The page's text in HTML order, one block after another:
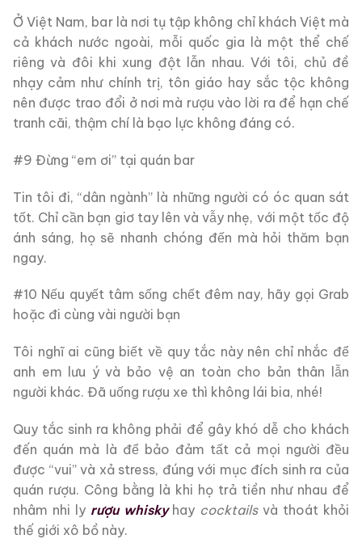
Ở Việt Nam, bar là nơi tụ tập không chỉ khách Việt mà
cả khách nước ngoài, mỗi quốc gia là một thể chế
riêng và đôi khi xung đột lẫn nhau. Với tôi, chủ đề
nhạy cảm như chính trị, tôn giáo hay sắc tộc không
nên được trao đổi ở nơi mà rượu vào lời ra để hạn chế
tranh cãi, thậm chí là bạo lực không đáng có.
#9 Đừng “em ơi” tại quán bar
Tin tôi đi, “dân ngành” là những người có óc quan sát
tốt. Chỉ cần bạn giơ tay lên và vẫy nhẹ, với một tốc độ
ánh sáng, họ sẽ nhanh chóng đến mà hỏi thăm bạn
ngay.
#10 Nếu quyết tâm sống chết đêm nay, hãy gọi Grab
hoặc đi cùng vài người bạn
Tôi nghĩ ai cũng biết về quy tắc này nên chỉ nhắc để
anh em lưu ý và bảo vệ an toàn cho bản thân lẫn
người khác. Đã uống rượu xe thì không lái bia, nhé!
Quy tắc sinh ra không phải để gây khó dễ cho khách
đến quán mà là để bảo đảm tất cả mọi người đều
được “vui” và xả stress, đúng với mục đích sinh ra của
quán rượu. Công bằng là khi họ trả tiền như nhau để
nhâm nhi ly rượu whiskyhay cocktailsvà thoát khỏi
thế giới xô bồ này.